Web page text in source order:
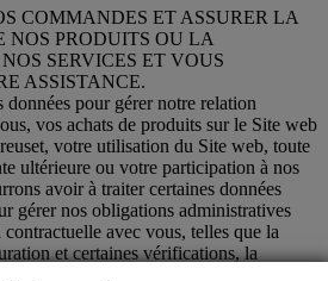
COMMANDES ET ASSURER LA
NOS PRODUITS OU LA
SERVICES ET VOUS
ASSISTANCE.
pour gérer notre relation
vos achats de produits sur le Site web
votre utilisation du Site web, toute
ultérieure ou votre participation à nos
avoir à traiter certaines données
gérer nos obligations administratives
avec vous, telles que la
et certaines vérifications, la